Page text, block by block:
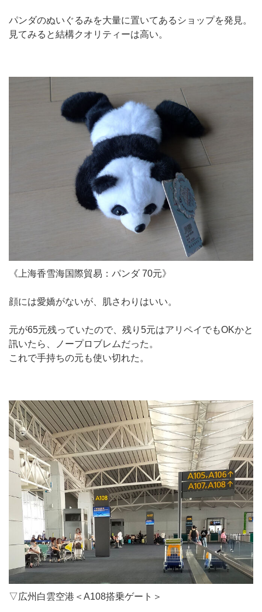
パンダのぬいぐるみを大量に置いてあるショップを発見。
見てみると結構クオリティーは高い。
《上海香雪海国際貿易：パンダ 70元》
顔には愛嬌がないが、肌さわりはいい。
元が65元残っていたので、残り5元はアリペイでもOKかと
訊いたら、ノープロブレムだった。
これで手持ちの元も使い切れた。
▽広州白雲空港＜A108搭乗ゲート＞